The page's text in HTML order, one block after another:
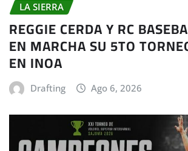
LA SIERRA
REGGIE CERDA Y RC
EN MARCHA SU 5TO
EN INOA
Drafting Ago 6, 2026